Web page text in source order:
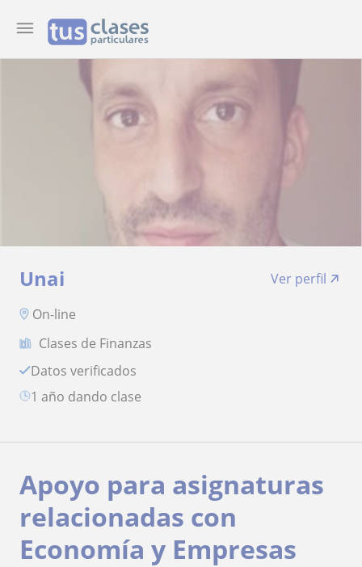
Unai
Ver perfil
On-line
Clases de Finanzas
Datos verificados
1 año dando clase
Apoyo para asignaturas
relacionadas con
Economía y Empresas